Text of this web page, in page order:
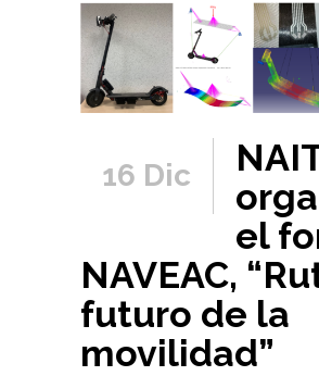
16 Dic
el
NAVEAC,
futuro de la
movilidad”